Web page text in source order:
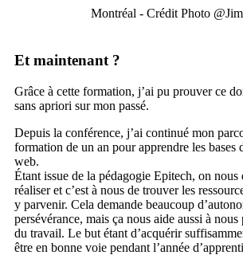
Montréal - Crédit Photo
Et maintenant ?
Grâce à cette formation, j’ai pu prouver ce
sans apriori sur mon passé.
Depuis la conférence, j’ai continué mon
formation de un an pour apprendre les bases
web.
Étant issue de la pédagogie Epitech, on nous
réaliser et c’est à nous de trouver les
y parvenir. Cela demande beaucoup
persévérance, mais ça nous aide aussi à
du travail. Le but étant d’acquérir
être en bonne voie pendant l’année